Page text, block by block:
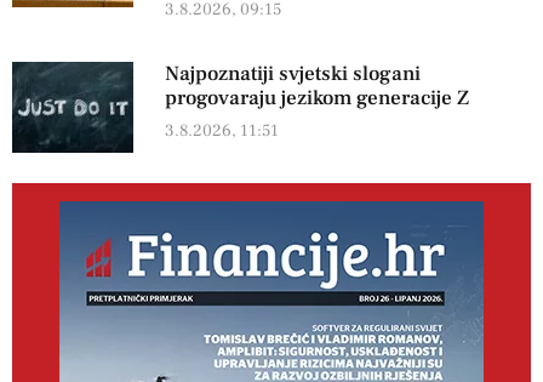
3.8.2026, 09:15
Najpoznatiji svjetski slogani
progovaraju jezikom generacije Z
3.8.2026, 11:51